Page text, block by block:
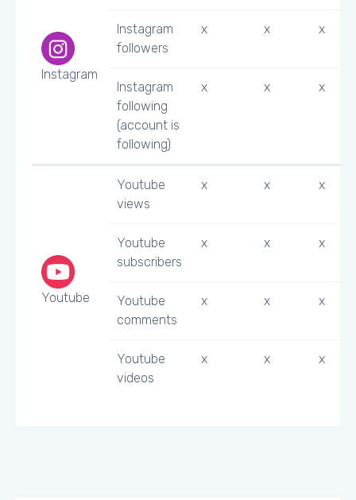
Instagram
Instagram
followers
x x x
Instagram
following
(account is
following)
x x x
Youtube
Youtube
views
x x x
Youtube
subscribers
x x x
Youtube
comments
x x x
Youtube
videos
x x x